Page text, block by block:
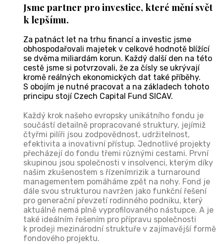
Jsme partner pro investice, které mění svět
k lepšímu.
Za patnáct let na trhu financí a investic jsme
obhospodařovali majetek v celkové hodnotě blížící
se dvěma miliardám korun. Každý další den na této
cestě jsme si potvrzovali, že za čísly se ukrývají
kromě reálných ekonomických dat také příběhy.
S obojím je nutné pracovat a na základech tohoto
principu stojí Czech Capital Fund SICAV.
Každý krok našeho evropsky unikátního fondu je
součástí detailně propracované struktury, jejímiž
čtyřmi pilíři jsou zodpovědnost, udržitelnost,
efektivita a inovativní přístup. Jednotlivé projekty
přecházejí do fondu třemi různými cestami. První
skupinou jsou společnosti v insolvenci, kterým díky
našim zkušenostem s řízenímrizik a turnaround
managementem pomáháme zpět na nohy. Fond je
dále svou strukturou navržen jako funkční řešení
pro generační převzetí rodinného podniku, který
aktuálně nemá plně vyprofilovaného nástupce. A je
také ideálním řešením pro přípravu společnosti
k prodeji mezinárodní struktuře v zajímavější formě
fondového projektu.